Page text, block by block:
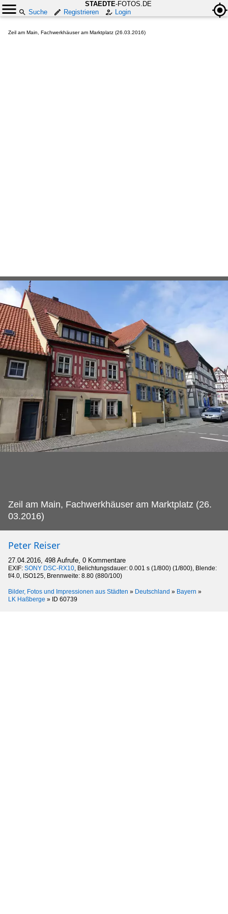
STAEDTE-FOTOS.DE
Suche
Registrieren Login
Zeil am Main, Fachwerkhäuser am Marktplatz (26.03.2016)
Zeil am Main, Fachwerkhäuser am Marktplatz (26.
03.2016)
Peter Reiser
27.04.2016, 498 Aufrufe, 0 Kommentare
EXIF: SONY DSC-RX10, Belichtungsdauer: 0.001 s (1/800) (1/800), Blende:
f/4.0, ISO125, Brennweite: 8.80 (880/100)
Bilder, Fotos und Impressionen aus Städten » Deutschland » Bayern »
LK Haßberge » ID 60739